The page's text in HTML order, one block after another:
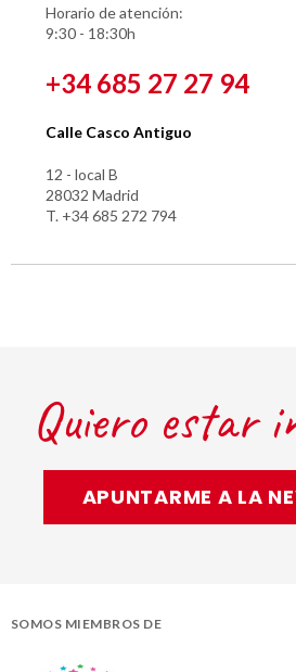
Horario de atención:
9:30 - 18:30h
+34 685 27 27 94
Calle Casco Antiguo
12 - local B
28032 Madrid
T. +34 685 272 794
Quiero estar
APUNTARME A LA
SOMOS MIEMBROS DE